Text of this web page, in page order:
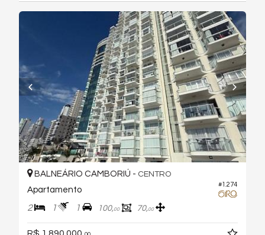
#1.274
BALNEÁRIO CAMBORIÚ - CENTRO
Apartamento
2 1 1 100,00 70,00